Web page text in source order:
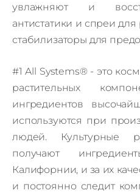
увлажняют и
антистатики и спреи
стабилизаторы для
#1 All Systems® - это
растительных
ингредиентов
используются при
людей. Культурные
получают
Калифорнии, и за их
и постоянно следит